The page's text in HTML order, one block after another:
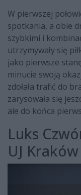
W pierwszej
spotkania, a obie
szybkimi i
utrzymywały się
jako pierwsze
minucie swoją
zdołała trafić do
zarysowała się
ale do końca
Luks
UJ Kraków